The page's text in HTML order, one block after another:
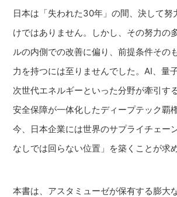
日本は「失われた30年」の間、決して努
けではありません。しかし、その努力の
ルの内側での改善に偏り、前提条件その
力を持つには至りませんでした。AI、量
次世代エネルギーといった分野が牽引す
安全保障が一体化したディープテック覇
今、日本企業には世界のサプライチェー
なしでは回らない位置」を築くことが求
本書は、アスタミューゼが保有する膨大